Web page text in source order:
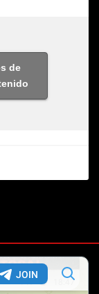
de